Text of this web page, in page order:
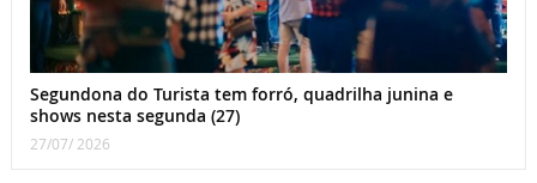
Segundona do Turista tem forró, quadrilha junina e
shows nesta segunda (27)
27/07/ 2026